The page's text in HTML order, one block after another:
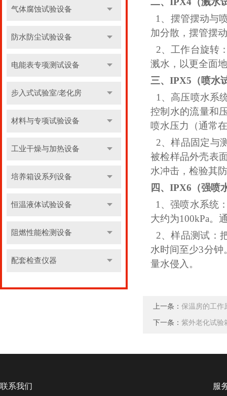
气体腐蚀试验设备
防水防尘试验设备
电能表专项测试设备
步入式试验室/老化房
材料与专项试验设备
工业干燥与加热设备
培养箱设系列设备
恒温液体试验设备
阻燃性能检测设备
配套检查仪器
1、摆管摆动与
加分散，摆管摆
2、工作台旋转
溅水，以更全面
三、 IPX5（喷水
1、高压喷水系
控制水的流量和
喷水压力（通常
2、样品固定与
被检样品外壳表
水冲击，检验其
四、 IPX6（强喷
1、强喷水系统
大约为100kPa。
2、样品测试：
水时间至少3分
量水侵入。
上一条： 保温房的工作
下一条： 紫外老化试验
联系我们 服